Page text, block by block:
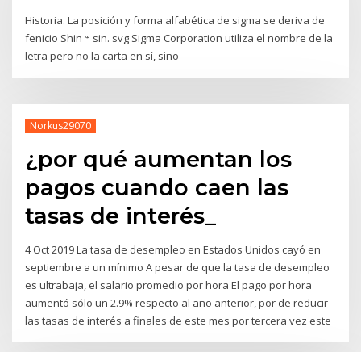
Historia. La posición y forma alfabética de sigma se deriva de
fenicio Shin 𐤔 sin. svg Sigma Corporation utiliza el nombre de la
letra pero no la carta en sí, sino
Norkus29070
¿por qué aumentan los
pagos cuando caen las
tasas de interés_
4 Oct 2019 La tasa de desempleo en Estados Unidos cayó en
septiembre a un mínimo A pesar de que la tasa de desempleo
es ultrabaja, el salario promedio por hora El pago por hora
aumentó sólo un 2.9% respecto al año anterior, por de reducir
las tasas de interés a finales de este mes por tercera vez este